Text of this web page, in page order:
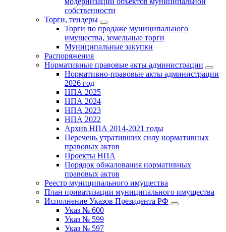
собственности
Торги, тендеры
Торги по продаже муниципального
имущества, земельные торги
Муниципальные закупки
Распоряжения
Нормативные правовые акты администрации
Нормативно-правовые акты администрации
2026 год
НПА 2025
НПА 2024
НПА 2023
НПА 2022
Архив НПА 2014-2021 годы
Перечень утративших силу нормативных
правовых актов
Проекты НПА
Порядок обжалования нормативных
правовых актов
Реестр муниципального имущества
План приватизации муниципального имущества
Исполнение Указов Президента РФ
Указ № 600
Указ № 599
Указ № 597